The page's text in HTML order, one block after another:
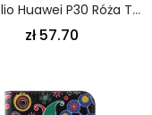
Etui Folio Huawei P30 Róża Tropikalne Kwiaty
zł 57.70